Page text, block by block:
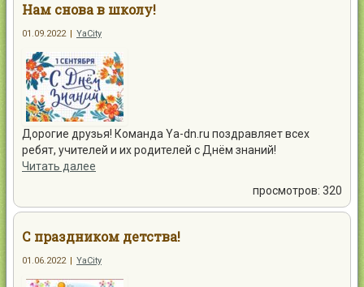
Нам снова в школу!
01.09.2022 YaCity
Дорогие друзья! Команда Ya-dn.ru поздравляет всех
ребят, учителей и их родителей с Днём знаний!
Читать далее
просмотров: 320
С праздником детства!
01.06.2022 YaCity